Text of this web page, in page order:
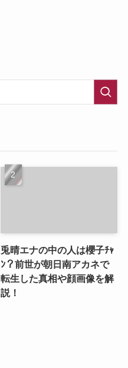
兎晴エナの中の人は櫻子ﾁｬ
ﾝ？前世が朝日南アカネで
転生した真相や顔画像を解
説！